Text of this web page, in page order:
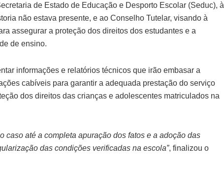
de Estado de Educação e Desporto Escolar (Seduc), à
não estava presente, e ao Conselho Tutelar, visando à
assegurar a proteção dos direitos dos estudantes e a
de ensino.
informações e relatórios técnicos que irão embasar a
cabíveis para garantir a adequada prestação do serviço
dos direitos das crianças e adolescentes matriculados na
caso até a completa apuração dos fatos e a adoção das
das condições verificadas na escola”, finalizou o